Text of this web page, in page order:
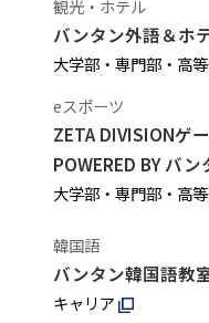
観光・ホテル
バンタン外語＆ホ
大学部・専門部・高
eスポーツ
ZETA DIVISIONゲ
POWERED BY バン
大学部・専門部・高
韓国語
バンタン韓国語教
キャリア